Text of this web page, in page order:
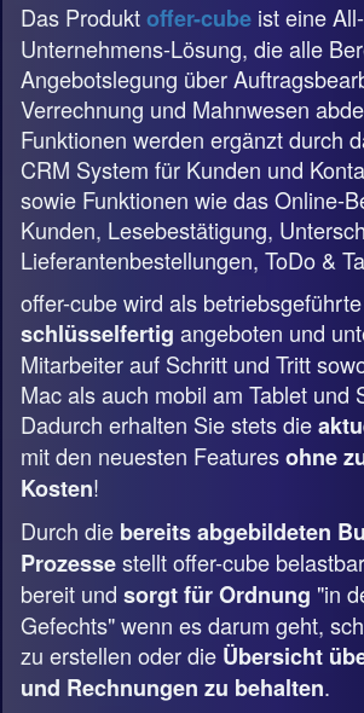
Das Produktoffer-cube ist eine
Unternehmens-Lösung, die alle
Angebotslegung über
Verrechnung und Mahnwesen
Funktionen werden ergänzt durch
CRM System für Kunden und
sowie Funktionen wie das Online-
Kunden, Lesebestätigung,
Lieferantenbestellungen, ToDo &
offer-cube wird als
schlüsselfertig angeboten und
Mitarbeiter auf Schritt und Tritt
Mac als auch mobil am Tablet und
Dadurch erhalten Sie stets die
mit den neuesten Featuresohne
Kosten!
Durch die bereits abgebildeten
Prozessestellt offer-cube
bereit und sorgt für Ordnung "in
Gefechts" wenn es darum geht,
zu erstellen oder die Übersicht
und Rechnungen zu behalten.